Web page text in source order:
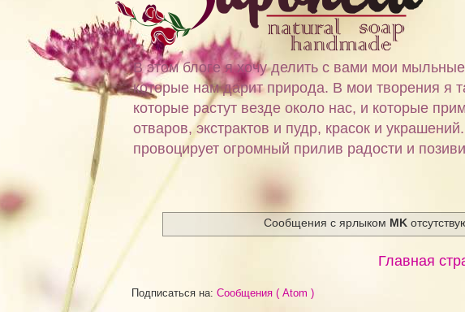
В этом блоге я хочу делить с вами мои
которые нам дарит природа. В мои творения я
которые растут везде около нас, и которые
отваров, экстрактов и пудр, красок и
провоцирует огромный прилив радости и
Сообщения с ярлыком MK
Главная
Подписаться на: Сообщения ( Atom )